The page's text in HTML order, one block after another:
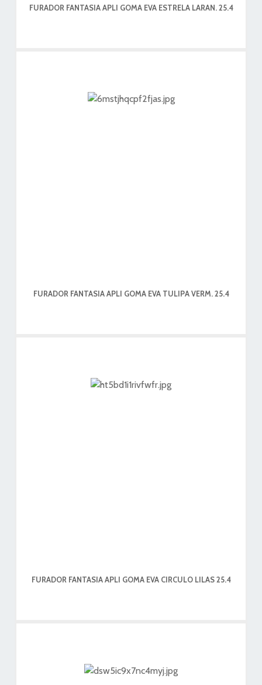
FURADOR FANTASIA APLI GOMA EVA ESTRELA LARAN. 25.4
FURADOR FANTASIA APLI GOMA EVA TULIPA VERM. 25.4
FURADOR FANTASIA APLI GOMA EVA CIRCULO LILAS 25.4